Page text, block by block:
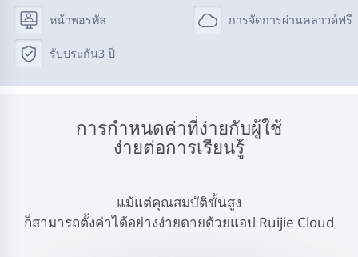
หน้าพอรทัล
การจัดการผ่านคลาวด์ฟรี
รับประกัน3 ปี
การกำหนดค่าที่ง่ายกับผู้ใช้
ง่ายต่อการเรียนรู้
แม้แต่คุณสมบัติขั้นสูง
ก็สามารถตั้งค่าได้อย่างง่ายดายด้วยแอป Ruijie Cloud